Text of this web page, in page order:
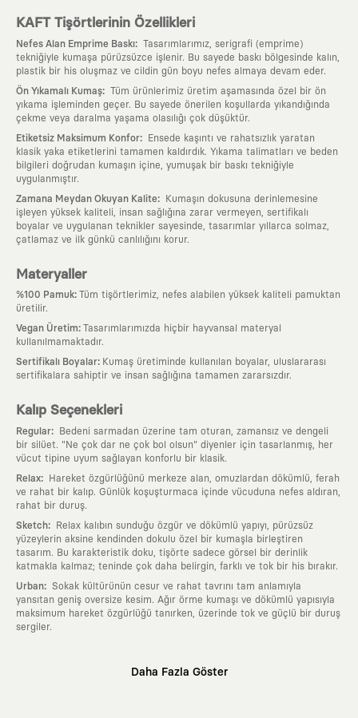
KAFT Tişörtlerinin Özellikleri
Nefes Alan Emprime Baskı: Tasarımlarımız, serigrafi (emprime)
tekniğiyle kumaşa pürüzsüzce işlenir. Bu sayede baskı bölgesinde kalın,
plastik bir his oluşmaz ve cildin gün boyu nefes almaya devam eder.
Ön Yıkamalı Kumaş: Tüm ürünlerimiz üretim aşamasında özel bir ön
yıkama işleminden geçer. Bu sayede önerilen koşullarda yıkandığında
çekme veya daralma yaşama olasılığı çok düşüktür.
Etiketsiz Maksimum Konfor:
Ensede kaşıntı ve rahatsızlık yaratan
klasik yaka etiketlerini tamamen kaldırdık. Yıkama talimatları ve beden
bilgileri doğrudan kumaşın içine, yumuşak bir baskı tekniğiyle
uygulanmıştır.
Zamana Meydan Okuyan Kalite:
Kumaşın dokusuna derinlemesine
işleyen yüksek kaliteli, insan sağlığına zarar vermeyen, sertifikalı
boyalar ve uygulanan teknikler sayesinde, tasarımlar yıllarca solmaz,
çatlamaz ve ilk günkü canlılığını korur.
Materyaller
%100 Pamuk: Tüm tişörtlerimiz, nefes alabilen yüksek kaliteli pamuktan
üretilir.
Vegan Üretim: Tasarımlarımızda hiçbir hayvansal materyal
kullanılmamaktadır.
Sertifikalı Boyalar: Kumaş üretiminde kullanılan boyalar, uluslararası
sertifikalara sahiptir ve insan sağlığına tamamen zararsızdır.
Kalıp Seçenekleri
Regular:
Bedeni sarmadan üzerine tam oturan, zamansız ve dengeli
bir silüet. "Ne çok dar ne çok bol olsun" diyenler için tasarlanmış, her
vücut tipine uyum sağlayan konforlu bir klasik.
Relax:
Hareket özgürlüğünü merkeze alan, omuzlardan dökümlü, ferah
ve rahat bir kalıp. Günlük koşuşturmaca içinde vücuduna nefes aldıran,
rahat bir duruş.
Sketch:
Relax kalıbın sunduğu özgür ve dökümlü yapıyı, pürüzsüz
yüzeylerin aksine kendinden dokulu özel bir kumaşla birleştiren
tasarım. Bu karakteristik doku, tişörte sadece görsel bir derinlik
katmakla kalmaz; teninde çok daha belirgin, farklı ve tok bir his bırakır.
Urban: Sokak kültürünün cesur ve rahat tavrını tam anlamıyla
yansıtan geniş oversize kesim. Ağır örme kumaşı ve dökümlü yapısıyla
maksimum hareket özgürlüğü tanırken, üzerinde tok ve güçlü bir duruş
sergiler.
Daha Fazla Göster